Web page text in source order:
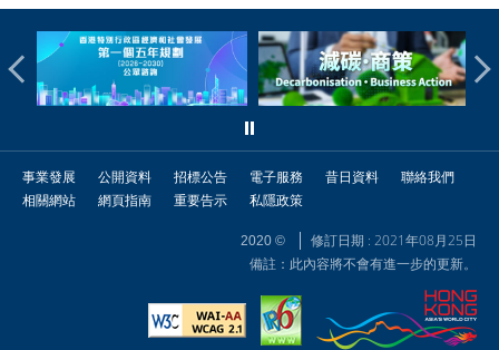
事業發展 公開資料 招標公告 電子服務 昔日資料
聯絡我們
相關網站
網頁指南 重要告示 私隱政策
2020 ©
修訂日期 : 2021年08月25日
備註：此內容將不會有進一步的更新。